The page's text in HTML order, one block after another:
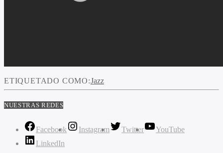
ETIQUETADO COMO:Jazz
NUESTRAS REDES
Facebook Instagram Twitter
YouTube
LinkedIn